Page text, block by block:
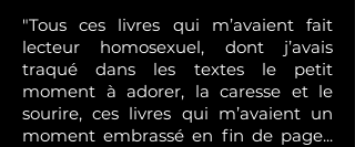
"Tous ces livres qui m’avaient fait
lecteur homosexuel, dont j’avais
traqué dans les textes le petit
moment à adorer, la caresse et le
sourire, ces livres qui m’avaient un
moment embrassé en fin de page...